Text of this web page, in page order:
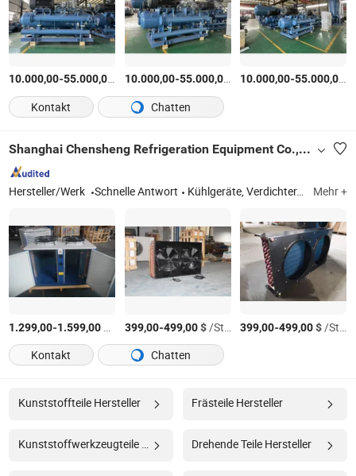
10.000,00-55.000,00 $ /Satz
10.000,00-55.000,00 $ /Satz
10.000,00-55.000,00 $
Kontakt
Chatten
Shanghai Chensheng Refrigeration Equipment Co., Ltd.
Hersteller/Werk Schnelle Antwort Kühlgeräte, Verdichter, Verdampfer, Kondensator, Kühlraum Mehr +
1.299,00-1.599,00 /Stück
399,00-499,00$/Stück 399,00-499,00$/Stück
Kontakt
Chatten
Kunststoffteile Hersteller Frästeile Hersteller
Drehende Teile Hersteller